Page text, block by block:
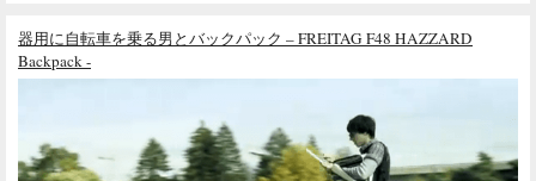
器用に自転車を乗る男とバックパック – FREITAG F48 HAZZARD
Backpack -